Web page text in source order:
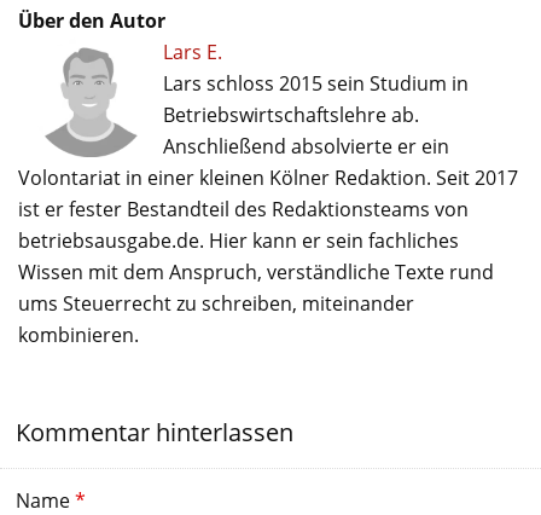
Über den Autor
Lars E.
Lars schloss 2015 sein Studium in
Betriebswirtschaftslehre ab.
Anschließend absolvierte er ein
Volontariat in einer kleinen Kölner Redaktion. Seit 2017
ist er fester Bestandteil des Redaktionsteams von
betriebsausgabe.de. Hier kann er sein fachliches
Wissen mit dem Anspruch, verständliche Texte rund
ums Steuerrecht zu schreiben, miteinander
kombinieren.
Kommentar hinterlassen
Name*